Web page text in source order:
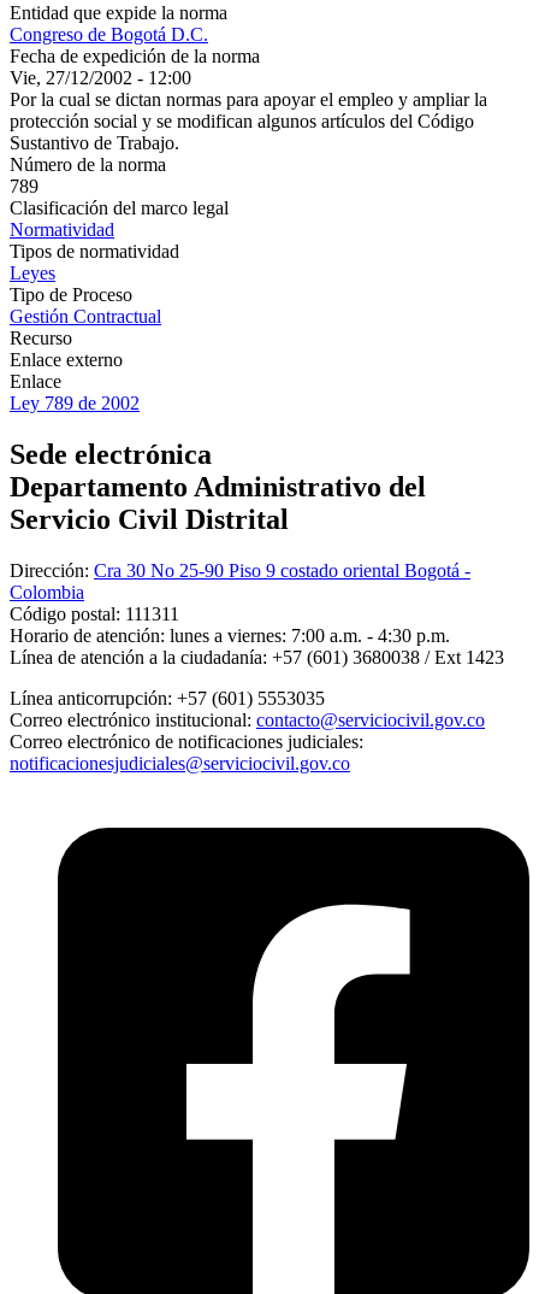
Entidad que expide la norma
Congreso de Bogotá D.C.
Fecha de expedición de la norma
Vie, 27/12/2002 - 12:00
Por la cual se dictan normas para apoyar el empleo y ampliar la
protección social y se modifican algunos artículos del Código
Sustantivo de Trabajo.
Número de la norma
789
Clasificación del marco legal
Normatividad
Tipos de normatividad
Leyes
Tipo de Proceso
Gestión Contractual
Recurso
Enlace externo
Enlace
Ley 789 de 2002
Sede electrónica
Departamento Administrativo del
Servicio Civil Distrital
Dirección: Cra 30 No 25-90 Piso 9 costado oriental Bogotá -
Colombia
Código postal: 111311
Horario de atención: lunes a viernes: 7:00 a.m. - 4:30 p.m.
Línea de atención a la ciudadanía: +57 (601) 3680038 / Ext 1423
Línea anticorrupción: +57 (601) 5553035
Correo electrónico institucional: contacto@serviciocivil.gov.co
Correo electrónico de notificaciones judiciales:
notificacionesjudiciales@serviciocivil.gov.co